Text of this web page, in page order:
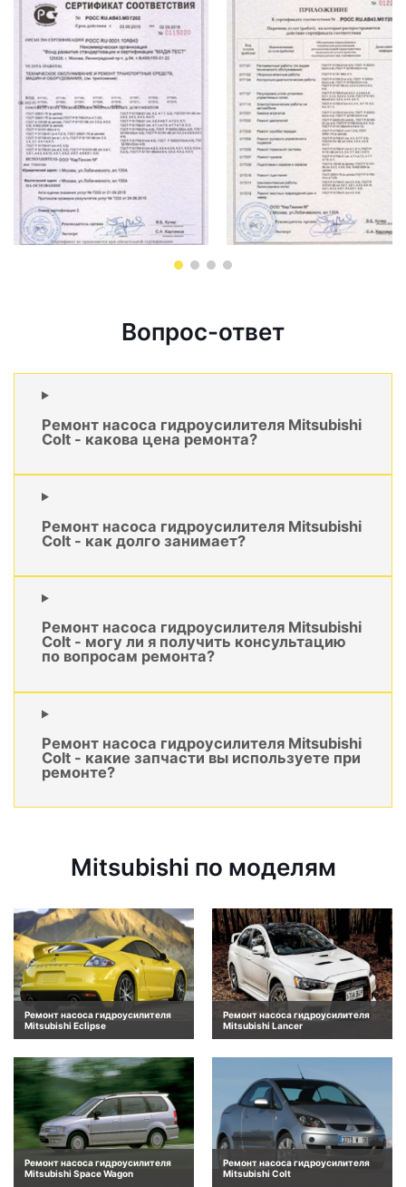
Вопрос-ответ
Ремонт насоса гидроусилителя Mitsubishi
Colt - какова цена ремонта?
Ремонт насоса гидроусилителя Mitsubishi
Colt - как долго занимает?
Ремонт насоса гидроусилителя Mitsubishi
Colt - могу ли я получить консультацию
по вопросам ремонта?
Ремонт насоса гидроусилителя Mitsubishi
Colt - какие запчасти вы используете при
ремонте?
Mitsubishi по моделям
Ремонт насоса гидроусилителя
Mitsubishi Eclipse
Ремонт насоса гидроусилителя
Mitsubishi Lancer
Ремонт насоса гидроусилителя
Mitsubishi Space Wagon
Ремонт насоса гидроусилителя
Mitsubishi Colt